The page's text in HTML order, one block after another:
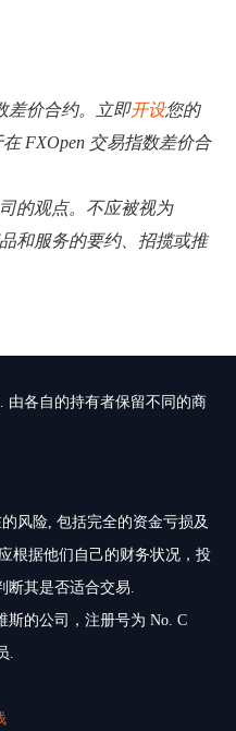
差价合约。立即开设您的
在 FXOpen 交易指数差价合
的观点。不应被视为
和服务的要约、招揽或推
由各自的持有者保留不同的商
风险, 包括完全的资金亏损及
根据他们自己的财务状况，投
断其是否适合交易.
斯的公司，注册号为 No. C
.